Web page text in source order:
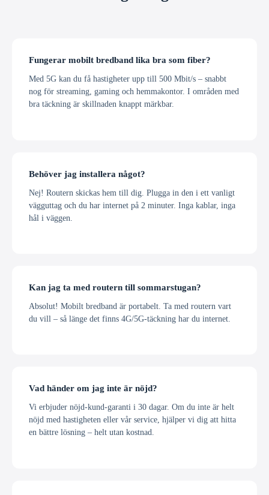
Fungerar mobilt bredband lika bra som fiber?
Med 5G kan du få hastigheter upp till 500 Mbit/s – snabbt
nog för streaming, gaming och hemmakontor. I områden med
bra täckning är skillnaden knappt märkbar.
Behöver jag installera något?
Nej! Routern skickas hem till dig. Plugga in den i ett vanligt
vägguttag och du har internet på 2 minuter. Inga kablar, inga
hål i väggen.
Kan jag ta med routern till sommarstugan?
Absolut! Mobilt bredband är portabelt. Ta med routern vart
du vill – så länge det finns 4G/5G-täckning har du internet.
Vad händer om jag inte är nöjd?
Vi erbjuder nöjd-kund-garanti i 30 dagar. Om du inte är helt
nöjd med hastigheten eller vår service, hjälper vi dig att hitta
en bättre lösning – helt utan kostnad.